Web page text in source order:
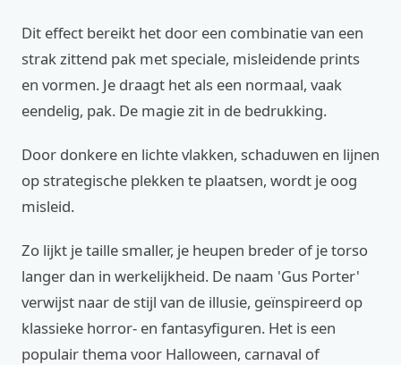
Dit effect bereikt het door een combinatie van een
strak zittend pak met speciale, misleidende prints
en vormen. Je draagt het als een normaal, vaak
eendelig, pak. De magie zit in de bedrukking.
Door donkere en lichte vlakken, schaduwen en lijnen
op strategische plekken te plaatsen, wordt je oog
misleid.
Zo lijkt je taille smaller, je heupen breder of je torso
langer dan in werkelijkheid. De naam 'Gus Porter'
verwijst naar de stijl van de illusie, geïnspireerd op
klassieke horror- en fantasyfiguren. Het is een
populair thema voor Halloween, carnaval of